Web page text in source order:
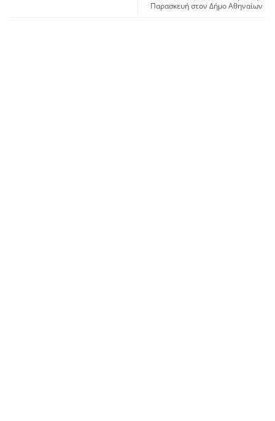
Παρασκευή στον Δήμο Αθηναίων